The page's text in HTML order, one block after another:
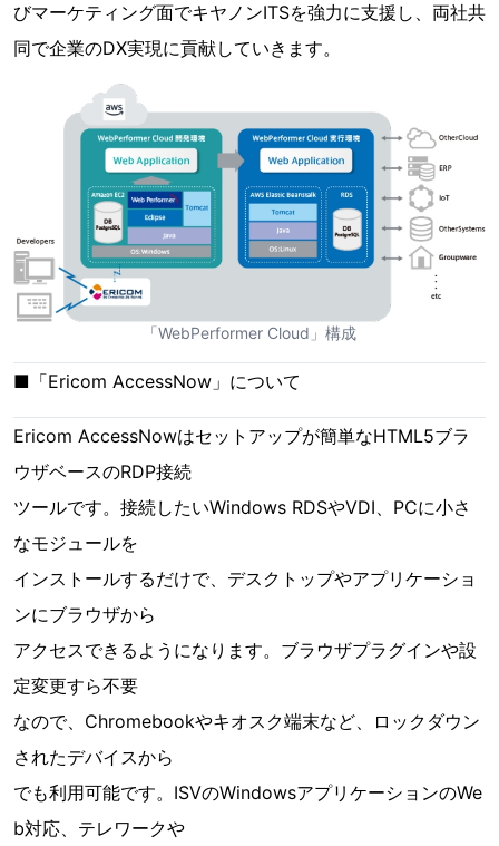
びマーケティング面でキヤノンITSを強力に支援し、両社共
同で企業のDX実現に貢献していきます。
「WebPerformer Cloud」構成
■「Ericom AccessNow」について
Ericom AccessNowはセットアップが簡単なHTML5ブラ
ウザベースのRDP接続
ツールです。接続したいWindows RDSやVDI、PCに小さ
なモジュールを
インストールするだけで、デスクトップやアプリケーショ
ンにブラウザから
アクセスできるようになります。ブラウザプラグインや設
定変更すら不要
なので、Chromebookやキオスク端末など、ロックダウン
されたデバイスから
でも利用可能です。ISVのWindowsアプリケーションのWe
b対応、テレワークや